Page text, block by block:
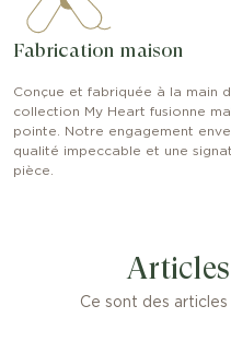
Fabrication maison
Conçue et fabriquée à la main
collection My Heart fusionne
pointe. Notre engagement
qualité impeccable et une
pièce.
Ce sont des